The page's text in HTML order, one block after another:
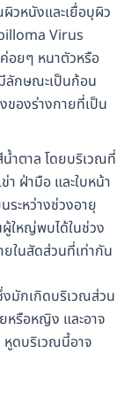
วหนังและเยื่อบุผิว
Virus
อยๆ หนาตัวหรือ
ลักษณะเป็นก้อน
ของร่างกายที่เป็น
ำตาล โดยบริเวณที่
ฝ่ามือ และใบหน้า
ระหว่างช่วงอายุ
ใหญ่พบได้ในช่วง
ในสัดส่วนที่เท่ากัน
มักเกิดบริเวณส่วน
หรือหญิง และอาจ
หูดบริเวณนี้อาจ